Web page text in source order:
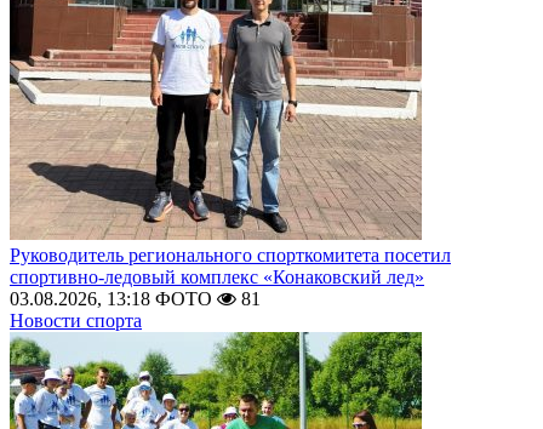
Руководитель регионального спорткомитета посетил
спортивно-ледовый комплекс «Конаковский лед»
03.08.2026, 13:18 ФОТО
81
Новости спорта